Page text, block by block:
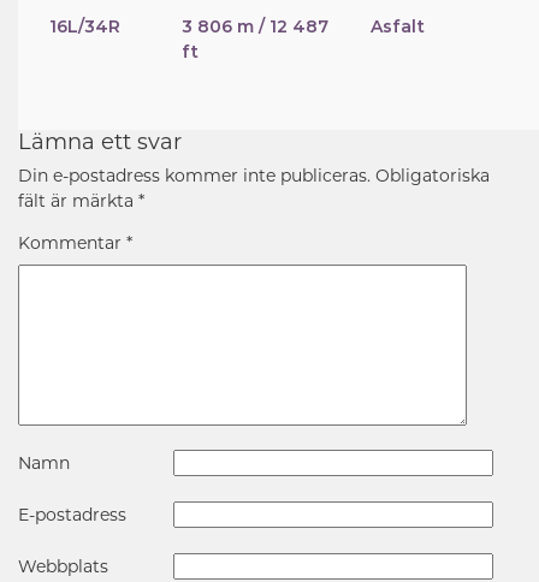
16L/34R
3 806 m / 12 487
ft
Asfalt
Lämna ett svar
Din e-postadress kommer inte publiceras. Obligatoriska
fält är märkta *
Kommentar *
Namn
E-postadress
Webbplats